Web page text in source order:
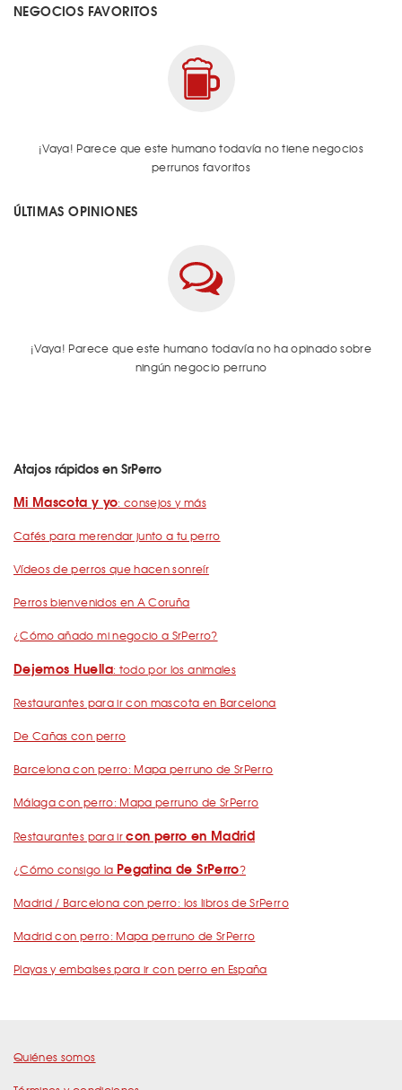
NEGOCIOS FAVORITOS
¡Vaya! Parece que este humano todavía no tiene negocios
perrunos favoritos
ÚLTIMAS OPINIONES
¡Vaya! Parece que este humano todavía no ha opinado sobre
ningún negocio perruno
Atajos rápidos en SrPerro
Mi Mascota y yo: consejos y más
Cafés para merendar junto a tu perro
Vídeos de perros que hacen sonreír
Perros bienvenidos en A Coruña
¿Cómo añado mi negocio a SrPerro?
Dejemos Huella: todo por los animales
Restaurantes para ir con mascota en Barcelona
De Cañas con perro
Barcelona con perro: Mapa perruno de SrPerro
Málaga con perro: Mapa perruno de SrPerro
Restaurantes para ircon perro en Madrid
¿Cómo consigo la Pegatina de SrPerro?
Madrid / Barcelona con perro: los libros de SrPerro
Madrid con perro: Mapa perruno de SrPerro
Playas y embalses para ir con perro en España
Quiénes somos